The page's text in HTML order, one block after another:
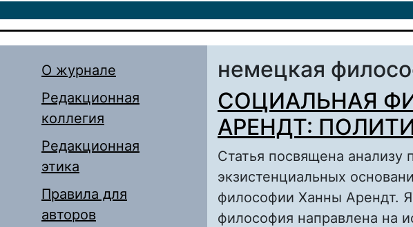
О журнале
Редакционная
коллегия
Редакционная
этика
Правила для
авторов
немецкая
СОЦИАЛЬНАЯ
АРЕНДТ:
Статья посвящена анализу
экзистенциальных
философии Ханны Арендт.
философия направлена на